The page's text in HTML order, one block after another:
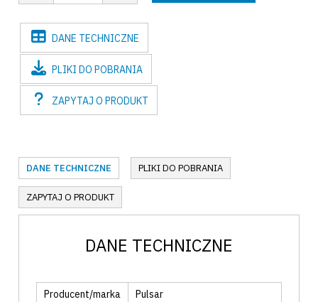
DANE TECHNICZNE
PLIKI DO POBRANIA
ZAPYTAJO PRODUKT
DANE TECHNICZNE PLIKI DO POBRANIA
ZAPYTAJ O PRODUKT
DANE TECHNICZNE
Producent/marka
Pulsar